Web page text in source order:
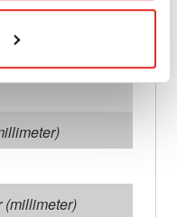
(millimeter)